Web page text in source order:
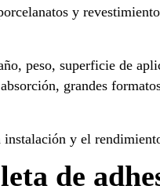
y
peso, superficie de
grandes
y el
de